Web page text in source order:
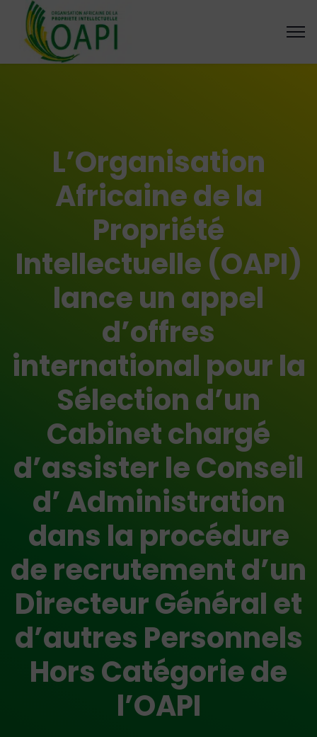
L’Organisation
Africaine de la
Propriété
Intellectuelle (OAPI)
lance un appel
d’offres
international pour la
Sélection d’un
Cabinet chargé
d’assister le Conseil
d’ Administration
dans la procédure
de recrutement d’un
Directeur Général et
d’autres Personnels
Hors Catégorie de
l’OAPI